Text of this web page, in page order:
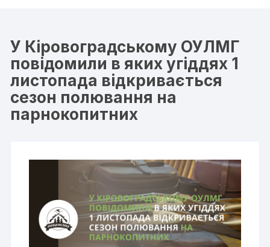
У Кiровоградському ОУЛМГ
повідомили в яких угіддях 1
листопада відкривається
сезон полювання на
парнокопитних